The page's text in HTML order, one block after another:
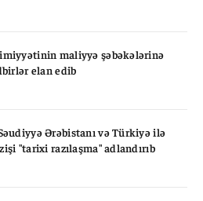
maliyyə şəbəkələrinə
elan edib
Ərəbistanı və Türkiyə ilə
"tarixi razılaşma" adlandırıb